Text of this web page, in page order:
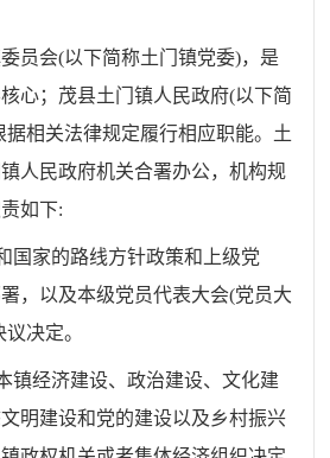
员会(以下简称土门镇党委)，是
心；茂县土门镇人民政府(以下简
据相关法律规定履行相应职能。土
人民政府机关合署办公，机构规
如下:
国家的路线方针政策和上级党
，以及本级党员代表大会(党员大
决定。
镇经济建设、政治建设、文化建
明建设和党的建设以及乡村振兴